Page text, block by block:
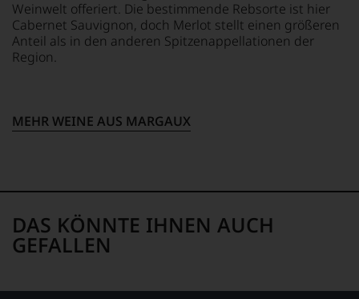
Weinwelt offeriert. Die bestimmende Rebsorte ist hier
Cabernet Sauvignon, doch Merlot stellt einen größeren
Anteil als in den anderen Spitzenappellationen der
Region.
MEHR WEINE AUS MARGAUX
DAS KÖNNTE IHNEN AUCH
GEFALLEN